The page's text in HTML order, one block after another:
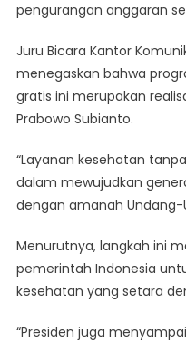
pengurangan anggaran
Juru Bicara Kantor
menegaskan bahwa
gratis ini merupakan
Prabowo Subianto.
“Layanan kesehatan
dalam mewujudkan
dengan amanah Undang-
Menurutnya, langkah ini
pemerintah Indonesia
kesehatan yang setara
“Presiden juga